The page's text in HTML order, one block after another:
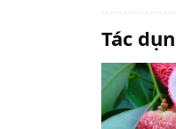
Tác